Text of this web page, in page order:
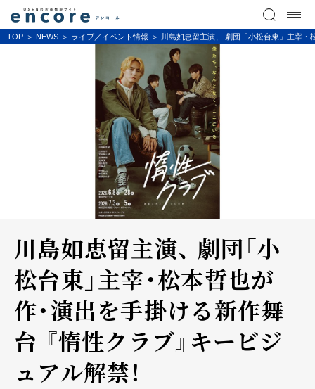
TOP NEWS ライブ／イベント情報 川島如恵留主演、 劇団「小松台東」主宰
川島如恵留主演、 劇団「小
松台東」主宰・松本哲也が
作・演出を手掛ける新作舞
台 『惰性クラブ』キービジ
ュアル解禁！